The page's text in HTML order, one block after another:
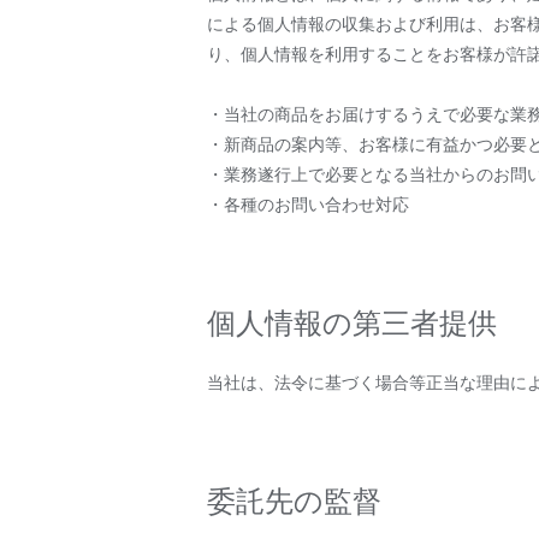
による個人情報の収集および利用は、お客
り、個人情報を利用することをお客様が許
・当社の商品をお届けするうえで必要な業
・新商品の案内等、お客様に有益かつ必要
・業務遂行上で必要となる当社からのお
・各種のお問い合わせ対応
個人情報の第三者提供
当社は、法令に基づく場合等正当な理由に
委託先の監督